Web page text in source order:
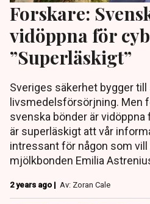
Forskare:
vidöppna för
”Superläskigt”
Sveriges säkerhet bygger
livsmedelsförsörjning. Men
svenska bönder är vidöppna
är superläskigt att vår
intressant för någon som vill
mjölkbonden Emilia
2 years ago | Av: Zoran Cale